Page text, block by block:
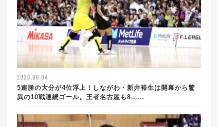
2026.08.04
5連勝の大分が4位浮上！しながわ・新井裕生は開幕から驚
異の10戦連続ゴール。王者名古屋も8……